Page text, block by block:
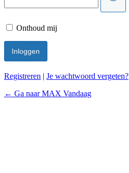
Onthoud mij
Registreren | Je wachtwoord vergeten?
← Ga naar MAX Vandaag